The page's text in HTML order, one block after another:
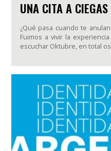
UNA CITA A
¿Qué pasa cuando te
Fuimos a vivir la
escuchar Oktubre, en total